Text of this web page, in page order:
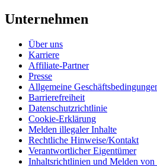
Unternehmen
Über uns
Karriere
Affiliate-Partner
Presse
Allgemeine
Barrierefreiheit
Datenschutzrichtlinie
Cookie-Erklärung
Melden illegaler Inhalte
Rechtliche Hinweise/Kontakt
Verantwortlicher Eigentümer
Inhaltsrichtlinien und Melden von